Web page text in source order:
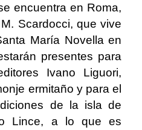
encuentra en Roma,
Scardocci, que vive
María Novella en
presentes para
Ivano Liguori,
ermitaño y para el
de la isla de
Lince, a lo que es